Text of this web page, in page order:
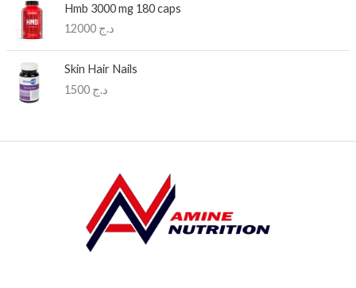
Hmb 3000 mg 180 caps
د.ج 12000
Skin Hair Nails
د.ج 1500